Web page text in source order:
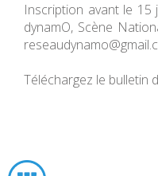
Inscription avant le 15
dynamO, Scène
Téléchargez le bulletin